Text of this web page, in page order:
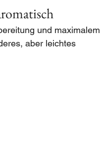
und maximalem
aber leichtes